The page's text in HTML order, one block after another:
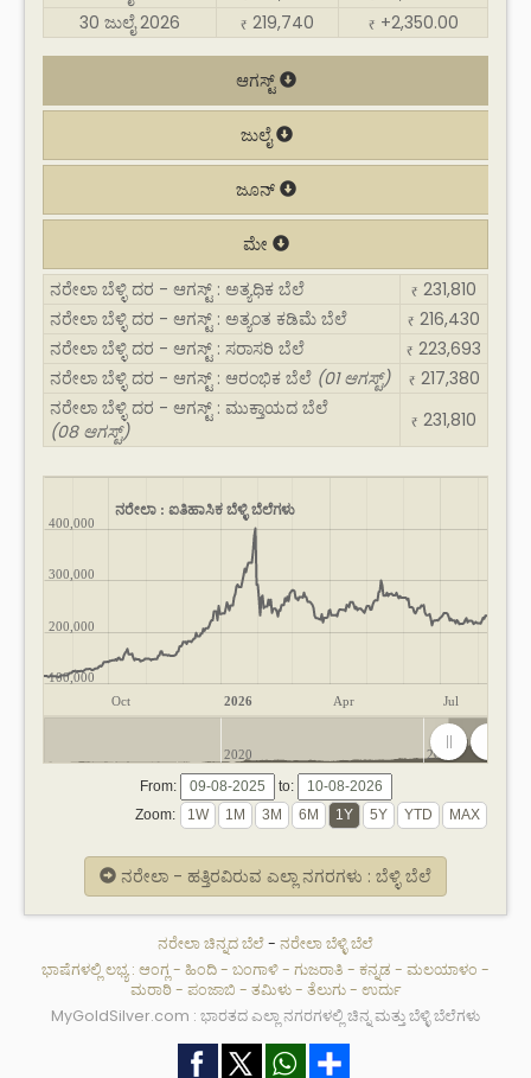
30 ಜುಲೈ 2026
₹ 219,740 ₹ +2,350.00
ಆಗಸ್ಟ್
ಜುಲೈ
ಜೂನ್
ಮೇ
ನರೇಲಾ ಬೆಳ್ಳಿ ದರ - ಆಗಸ್ಟ್ : ಅತ್ಯಧಿಕ ಬೆಲೆ
₹ 231,810
ನರೇಲಾ ಬೆಳ್ಳಿ ದರ - ಆಗಸ್ಟ್ : ಅತ್ಯಂತ ಕಡಿಮೆ ಬೆಲೆ
₹ 216,430
ನರೇಲಾ ಬೆಳ್ಳಿ ದರ - ಆಗಸ್ಟ್ : ಸರಾಸರಿ ಬೆಲೆ
₹ 223,693
ನರೇಲಾ ಬೆಳ್ಳಿ ದರ - ಆಗಸ್ಟ್ : ಆರಂಭಿಕ ಬೆಲೆ (01 ಆಗಸ್ಟ್) ₹ 217,380
ನರೇಲಾ ಬೆಳ್ಳಿ ದರ - ಆಗಸ್ಟ್ : ಮುಕ್ತಾಯದ ಬೆಲೆ
(08 ಆಗಸ್ಟ್)
₹ 231,810
ನರೇಲಾ : ಐತಿಹಾಸಿಕ ಬೆಳ್ಳಿ ಬೆಲೆಗಳು
Oct 2026 Apr Jul
100,000
200,000
300,000
400,000
2020 2025
From:
to:
Zoom:
ನರೇಲಾ - ಹತ್ತಿರವಿರುವ ಎಲ್ಲಾ ನಗರಗಳು : ಬೆಳ್ಳಿ ಬೆಲೆ
ನರೇಲಾ ಚಿನ್ನದ ಬೆಲೆ- ನರೇಲಾ ಬೆಳ್ಳಿ ಬೆಲೆ
ಭಾಷೆಗಳಲ್ಲಿ ಲಭ್ಯ : ಆಂಗ್ಲ - ಹಿಂದಿ- ಬಂಗಾಳಿ- ಗುಜರಾತಿ - ಕನ್ನಡ - ಮಲಯಾಳಂ -
ಮರಾಠಿ- ಪಂಜಾಬಿ - ತಮಿಳು- ತೆಲುಗು- ಉರ್ದು
MyGoldSilver.com : ಭಾರತದ ಎಲ್ಲಾ ನಗರಗಳಲ್ಲಿ ಚಿನ್ನ ಮತ್ತು ಬೆಳ್ಳಿ ಬೆಲೆಗಳು